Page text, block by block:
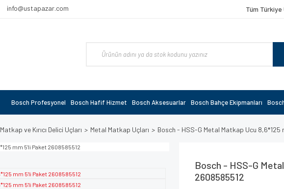
info@ustapazar.com Tüm
Bosch Profesyonel Bosch Hafif Hizmet Bosch Aksesuarlar Bosch Bahçe Ekipmanları
Matkap ve Kırıcı Delici Uçları Metal Matkap Uçları Bosch - HSS-G Metal Matkap Ucu
Bosch - HSS-G
2608585512